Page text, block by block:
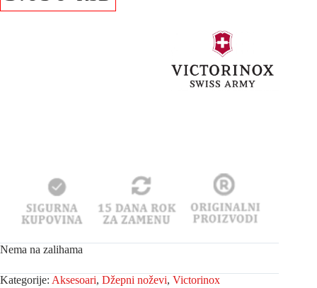
Nema na zalihama
Kategorije: Aksesoari, Džepni noževi, Victorinox